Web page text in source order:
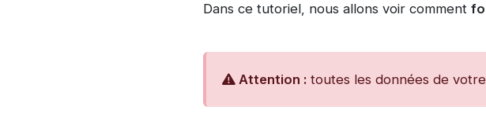
Dans ce tutoriel, nous allons voir comment
Attention :toutes les données de